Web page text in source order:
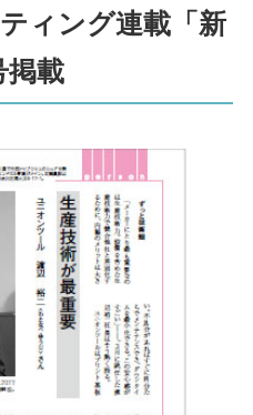
ィング連載「新
掲載